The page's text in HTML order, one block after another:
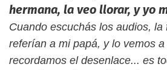
hermana, la veo llorar, y yo
Cuando escuchás los audios,
referían a mi papá, y lo vemos
recordamos el desenlace... es